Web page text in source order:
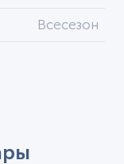
Всесезон